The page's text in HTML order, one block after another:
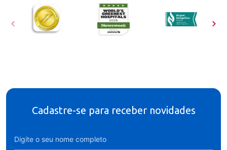
Cadastre-se para receber novidades